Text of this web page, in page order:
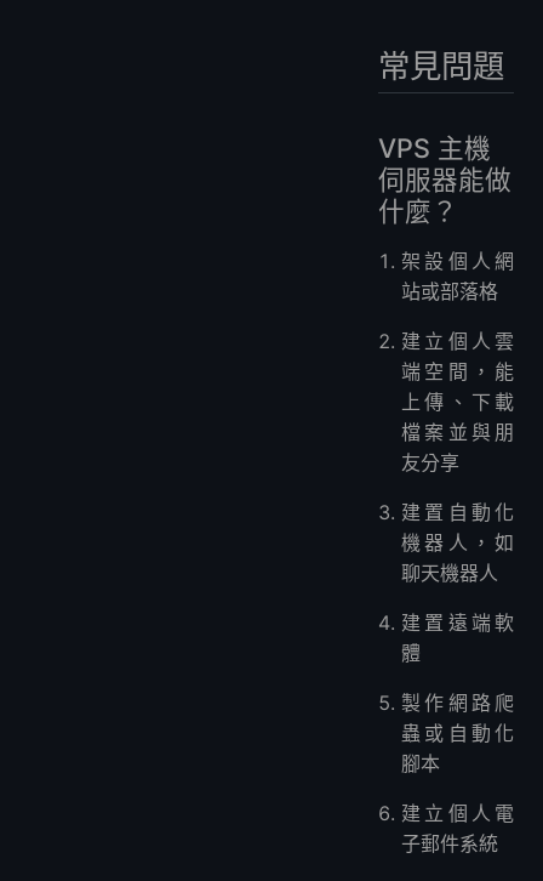
常見問題
VPS 主機
伺服器能做
什麼？
架設個人網
站或部落格
建立個人雲
端空間，能
上傳、下載
檔案並與朋
友分享
建置自動化
機器人，如
聊天機器人
建置遠端軟
體
製作網路爬
蟲或自動化
腳本
建立個人電
子郵件系統